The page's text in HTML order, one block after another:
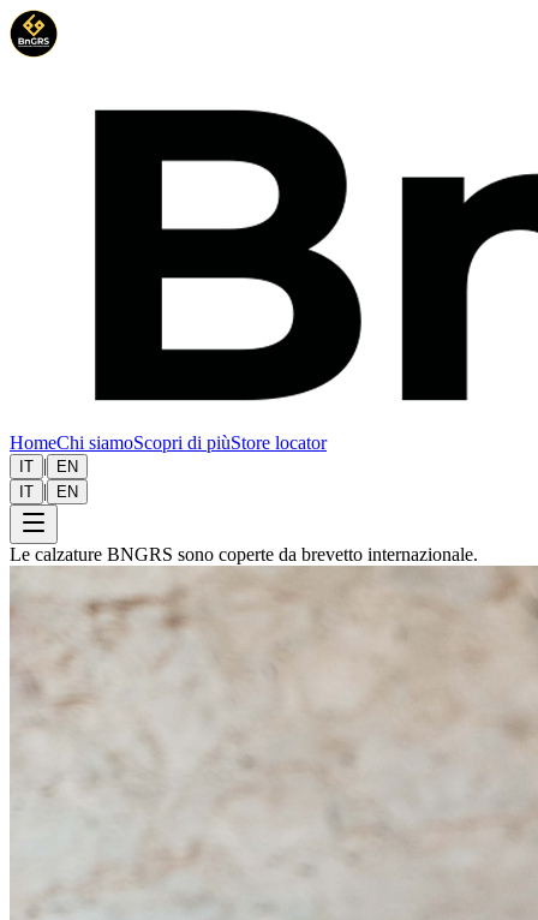
HomeChi siamoScopri di piùStore locator
IT |
EN
IT | EN
Le calzature BNGRS sono coperte da brevetto internazionale.